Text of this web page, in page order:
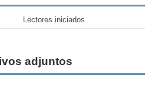
Lectores iniciados
adjuntos